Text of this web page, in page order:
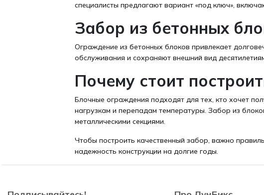
специалисты предлагают вариант «под ключ»,
Забор из бетонных
Ограждение из бетонных блоков привлекает
обслуживания и сохраняют внешний вид
Почему стоит
Блочные ограждения подходят для тех, кто хочет
нагрузкам и перепадам температуры. Забор из
металлическими секциями.
Чтобы построить качественный забор, важно
надежность конструкции на долгие годы.